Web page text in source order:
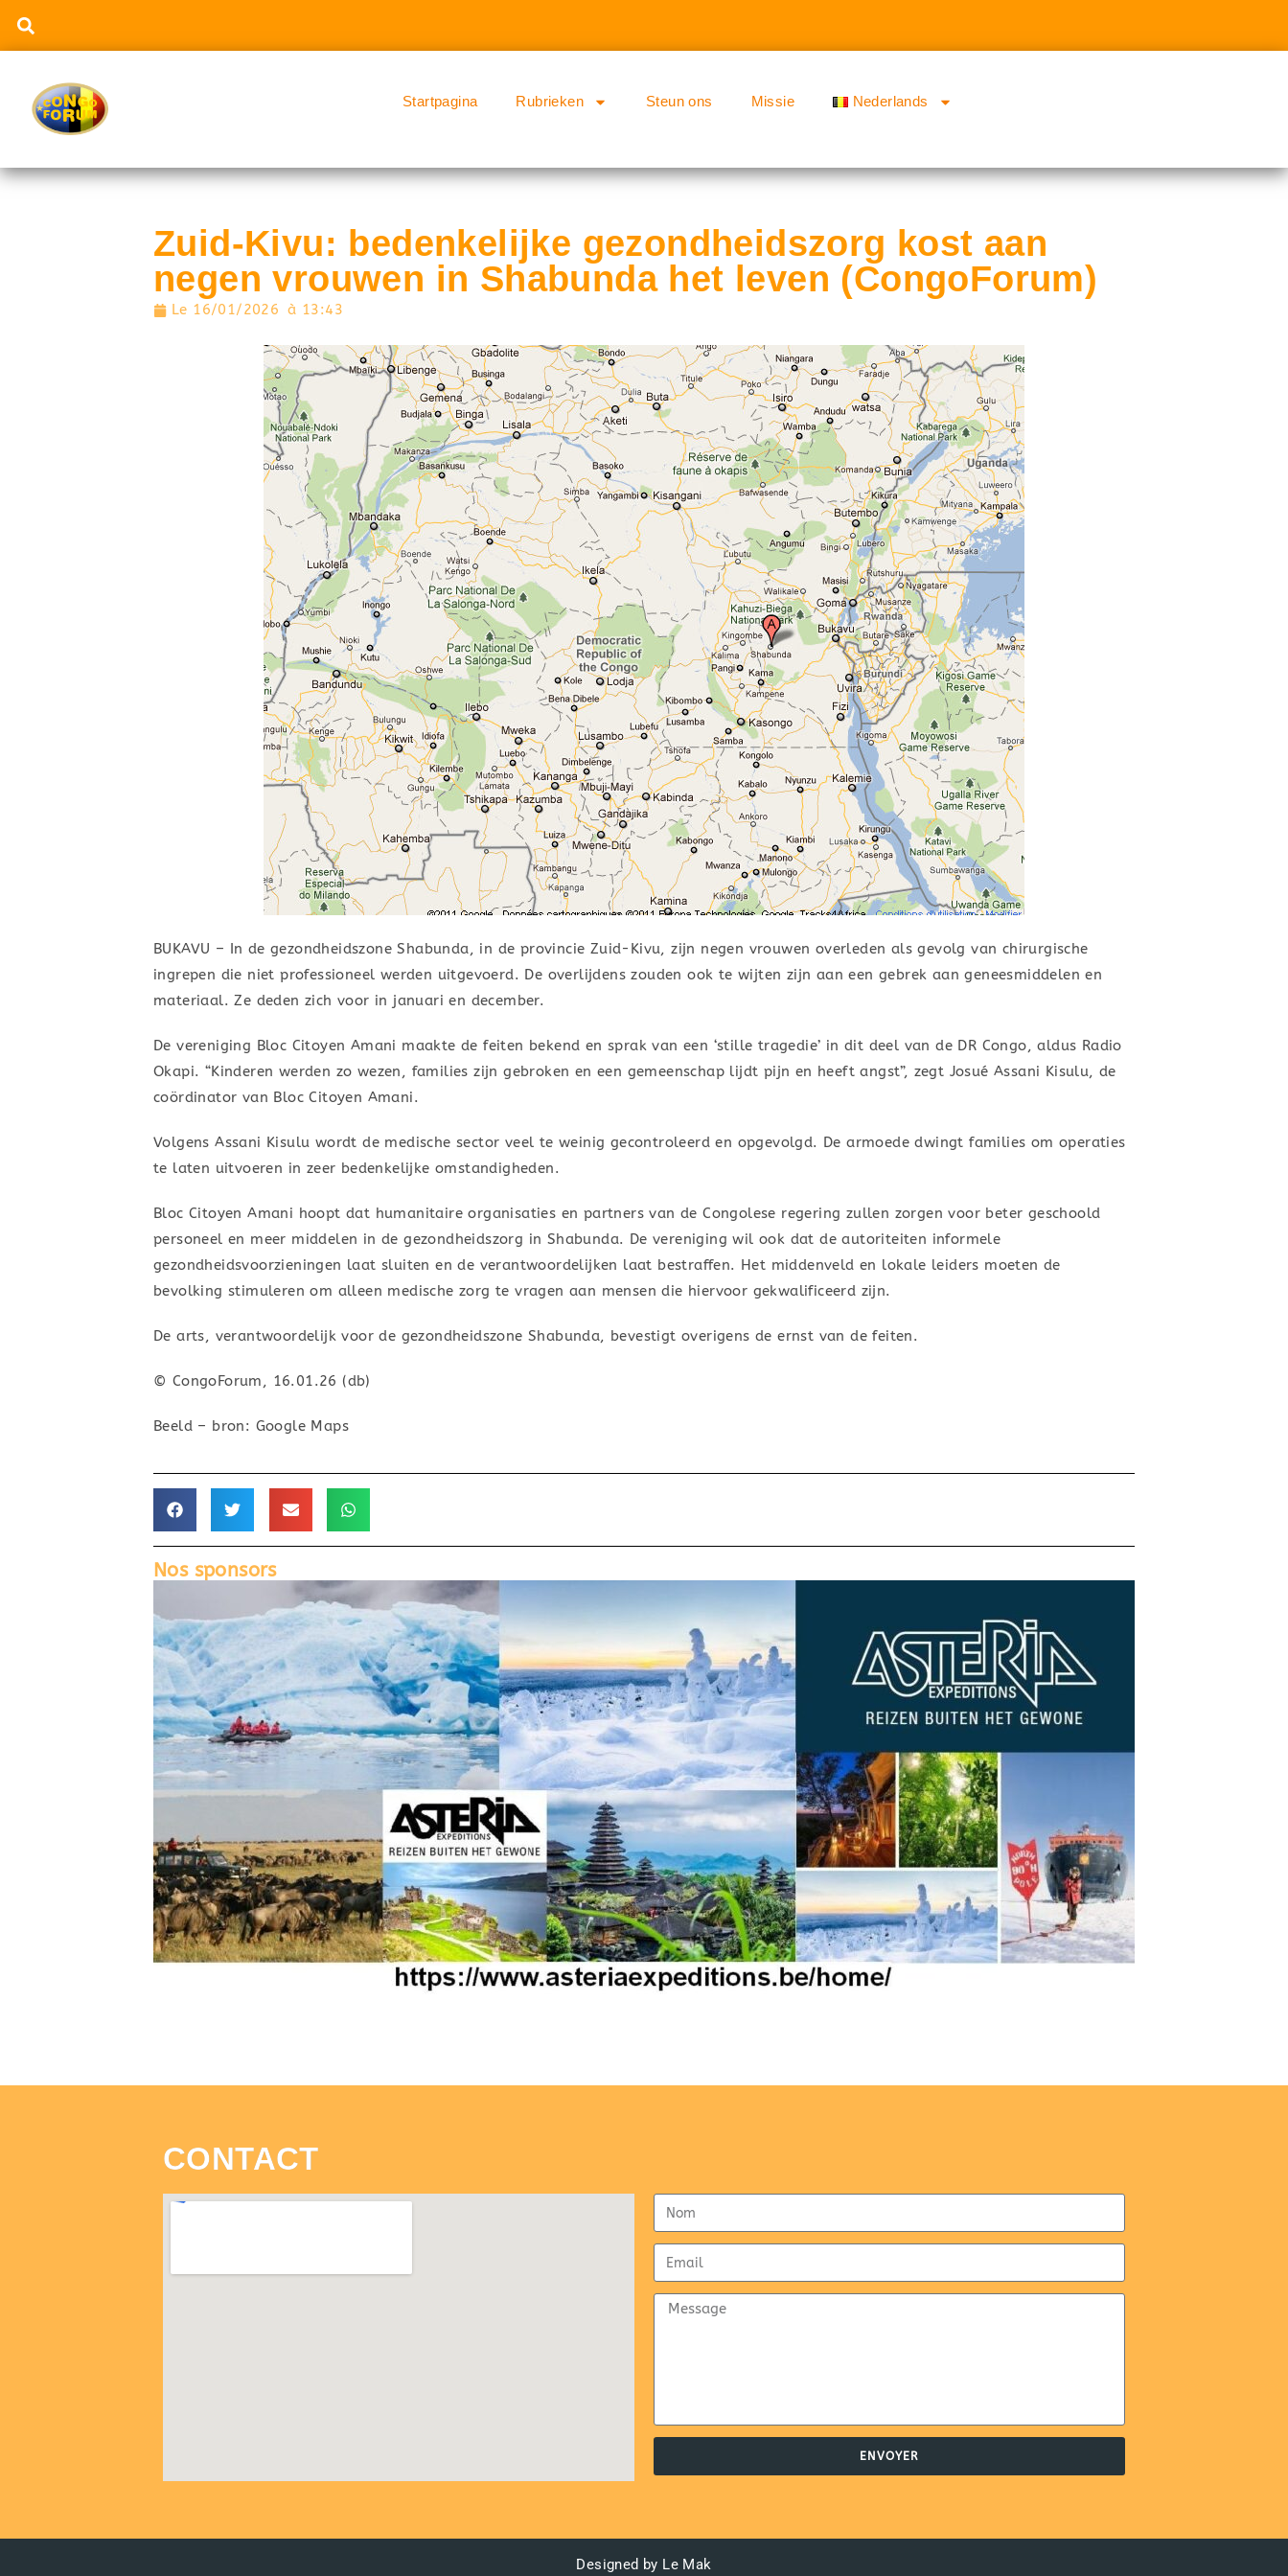
Startpagina Rubrieken Steun ons Missie Nederlands
Zuid-Kivu: bedenkelijke gezondheidszorg kost aan
negen vrouwen in Shabunda het leven (CongoForum)
Le 16/01/2026 à 13:43
BUKAVU – In de gezondheidszone Shabunda, in de provincie Zuid-Kivu, zijn negen vrouwen overleden als gevolg van chirurgische
ingrepen die niet professioneel werden uitgevoerd. De overlijdens zouden ook te wijten zijn aan een gebrek aan geneesmiddelen en
materiaal. Ze deden zich voor in januari en december.
De vereniging Bloc Citoyen Amani maakte de feiten bekend en sprak van een ‘stille tragedie’ in dit deel van de DR Congo, aldus Radio
Okapi. “Kinderen werden zo wezen, families zijn gebroken en een gemeenschap lijdt pijn en heeft angst”, zegt Josué Assani Kisulu, de
coördinator van Bloc Citoyen Amani.
Volgens Assani Kisulu wordt de medische sector veel te weinig gecontroleerd en opgevolgd. De armoede dwingt families om operaties
te laten uitvoeren in zeer bedenkelijke omstandigheden.
Bloc Citoyen Amani hoopt dat humanitaire organisaties en partners van de Congolese regering zullen zorgen voor beter geschoold
personeel en meer middelen in de gezondheidszorg in Shabunda. De vereniging wil ook dat de autoriteiten informele
gezondheidsvoorzieningen laat sluiten en de verantwoordelijken laat bestraffen. Het middenveld en lokale leiders moeten de
bevolking stimuleren om alleen medische zorg te vragen aan mensen die hiervoor gekwalificeerd zijn.
De arts, verantwoordelijk voor de gezondheidszone Shabunda, bevestigt overigens de ernst van de feiten.
© CongoForum, 16.01.26 (db)
Beeld – bron: Google Maps
Nos sponsors
CONTACT
ENVOYER
Designed by Le Mak